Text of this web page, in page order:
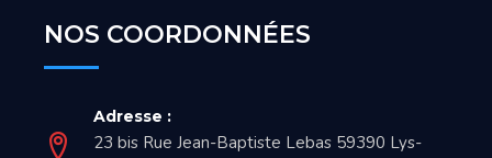
NOS COORDONNÉES
Adresse :
23 bis Rue Jean-Baptiste Lebas 59390 Lys-